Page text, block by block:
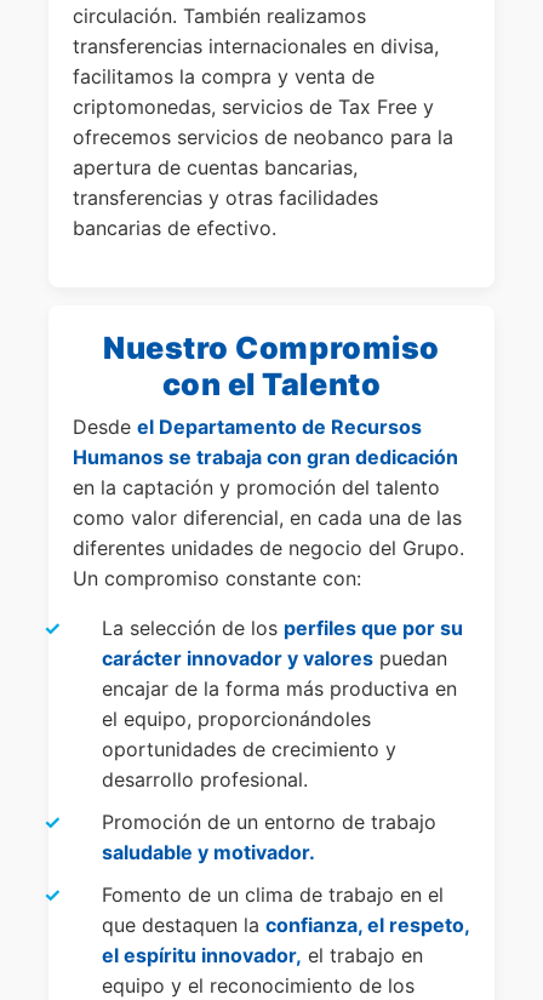
circulación. También realizamos
transferencias internacionales en divisa,
facilitamos la compra y venta de
criptomonedas, servicios de Tax Free y
ofrecemos servicios de neobanco para la
apertura de cuentas bancarias,
transferencias y otras facilidades
bancarias de efectivo.
Nuestro Compromiso
con el Talento
Desde el Departamento de Recursos
Humanos se trabaja con gran dedicación
en la captación y promoción del talento
como valor diferencial, en cada una de las
diferentes unidades de negocio del Grupo.
Un compromiso constante con:
La selección de los perfiles que por su
carácter innovador y valores puedan
encajar de la forma más productiva en
el equipo, proporcionándoles
oportunidades de crecimiento y
desarrollo profesional.
Promoción de un entorno de trabajo
saludable y motivador.
Fomento de un clima de trabajo en el
que destaquen la confianza, el respeto,
el espíritu innovador, el trabajo en
equipo y el reconocimiento de los